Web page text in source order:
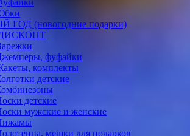
ГОД (новогодние подарки)
фуфайки
комплекты
детские
детские
мужские и женские
мешки для подарков